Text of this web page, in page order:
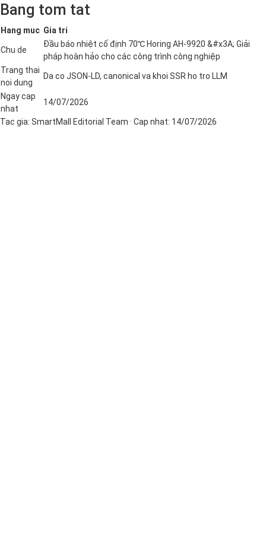
Bang tom tat
Hang muc Gia tri
Chu de
Đầu báo nhiệt cố định 70℃ Horing AH-9920 &#x3A; Giải
pháp hoàn hảo cho các công trình công nghiệp
Trang thai
noi dung
Da co JSON-LD, canonical va khoi SSR ho tro LLM
Ngay cap
nhat
14/07/2026
Tac gia: SmartMall Editorial Team · Cap nhat: 14/07/2026